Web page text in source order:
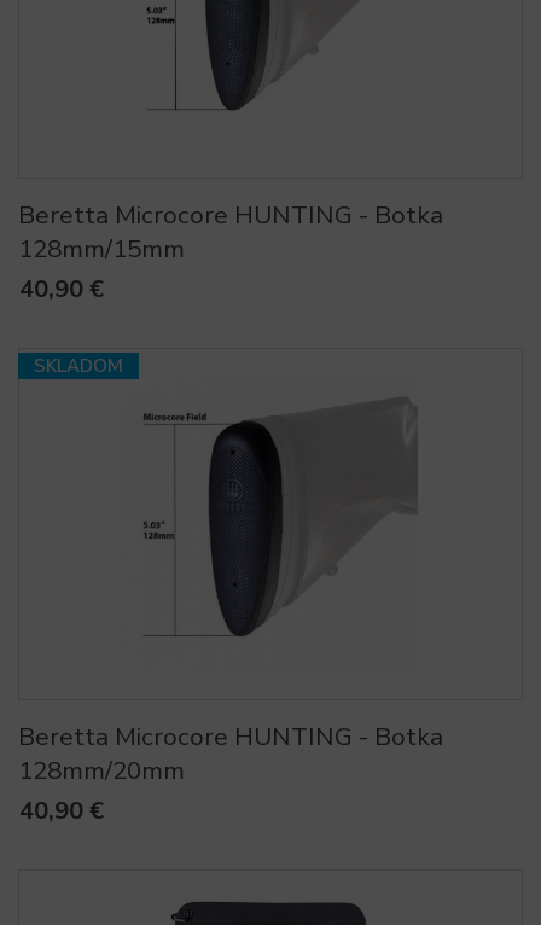
Beretta Microcore HUNTING - Botka
128mm/15mm
40,90 €
SKLADOM
Beretta Microcore HUNTING - Botka
128mm/20mm
40,90 €